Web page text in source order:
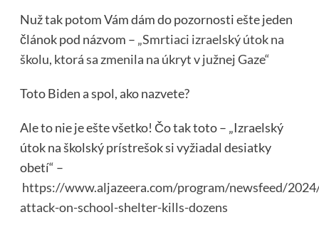
Nuž tak potom Vám dám do pozornosti ešte jeden
článok pod názvom – „Smrtiaci izraelský útok na
školu, ktorá sa zmenila na úkryt v južnej Gaze“
Toto Biden a spol, ako nazvete?
Ale to nie je ešte všetko! Čo tak toto – „Izraelský
útok na školský prístrešok si vyžiadal desiatky
obetí“ –
https://www.aljazeera.com/program/newsfeed/
attack-on-school-shelter-kills-dozens